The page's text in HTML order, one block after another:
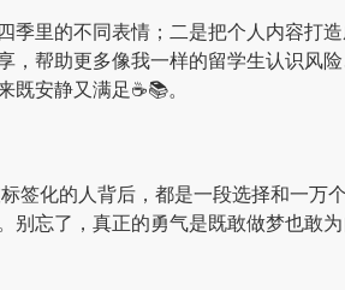
里的不同表情；二是把个人内容打
帮助更多像我一样的留学生认识风
安静又满足☕️📚。
签化的人背后，都是一段选择和一万
忘了，真正的勇气是既敢做梦也敢